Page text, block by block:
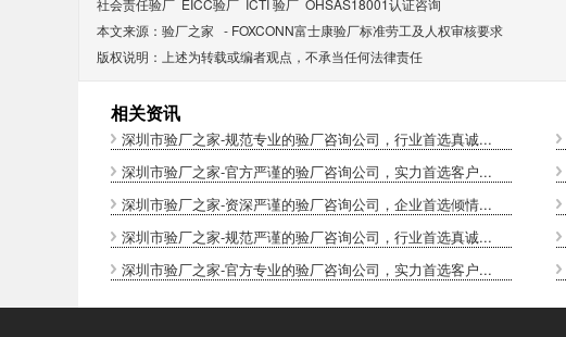
社会责任验厂 EICC验厂 ICTI 验厂 OHSAS18001认证咨询
本文来源： 验厂之家 - FOXCONN富士康验厂标准劳工及人权审核要求
版权说明：上述为转载或编者观点，不承当任何法律责任
相关资讯
深圳市验厂之家-规范专业的验厂咨询公司，行业首选真诚...
深圳市验厂之家-官方严谨的验厂咨询公司，实力首选客户...
深圳市验厂之家-资深严谨的验厂咨询公司，企业首选倾情...
深圳市验厂之家-规范严谨的验厂咨询公司，行业首选真诚...
深圳市验厂之家-官方专业的验厂咨询公司，实力首选客户...